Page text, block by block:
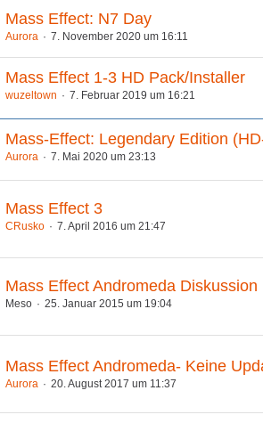
Mass Effect: N7 Day
Aurora 7. November 2020 um 16:11
Mass Effect 1-3 HD Pack/Installer
wuzeltown 7. Februar 2019 um 16:21
Mass-Effect: Legendary Edition
Aurora 7. Mai 2020 um 23:13
Mass Effect 3
CRusko 7. April 2016 um 21:47
Mass Effect Andromeda Diskussion
Meso 25. Januar 2015 um 19:04
Mass Effect Andromeda- Keine
Aurora 20. August 2017 um 11:37